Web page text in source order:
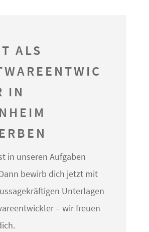
ALS
IN
in unseren Aufgaben
bewirb dich jetzt mit
Unterlagen
– wir freuen